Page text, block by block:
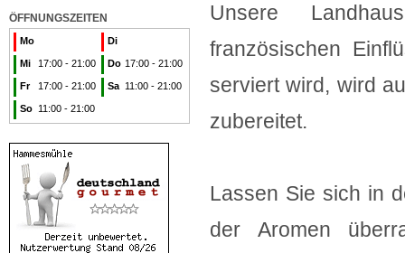
ÖFFNUNGSZEITEN
Mo Di
Mi 17:00 - 21:00 Do 17:00 - 21:00
Fr 17:00 - 21:00 Sa 11:00 - 21:00
So 11:00 - 21:00
Unsere
französischen
serviert wird, wird
zubereitet.
Lassen Sie sich in
der Aromen